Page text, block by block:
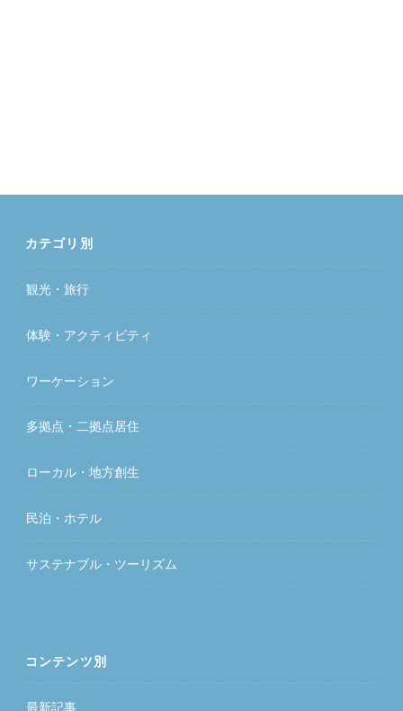
カテゴリ別
観光・旅行
体験・アクティビティ
ワーケーション
多拠点・二拠点居住
ローカル・地方創生
民泊・ホテル
サステナブル・ツーリズム
コンテンツ別
最新記事